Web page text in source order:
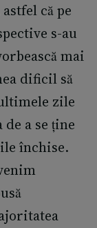
că pe
s-au
mai
dificil să
zile
a se ține
închise.